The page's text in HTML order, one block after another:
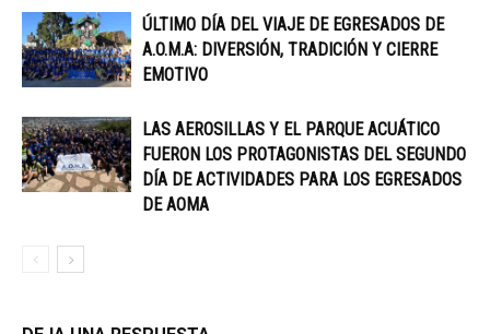
ÚLTIMO DÍA DEL VIAJE DE EGRESADOS DE
A.O.M.A: DIVERSIÓN, TRADICIÓN Y CIERRE
EMOTIVO
LAS AEROSILLAS Y EL PARQUE ACUÁTICO
FUERON LOS PROTAGONISTAS DEL SEGUNDO
DÍA DE ACTIVIDADES PARA LOS EGRESADOS
DE AOMA